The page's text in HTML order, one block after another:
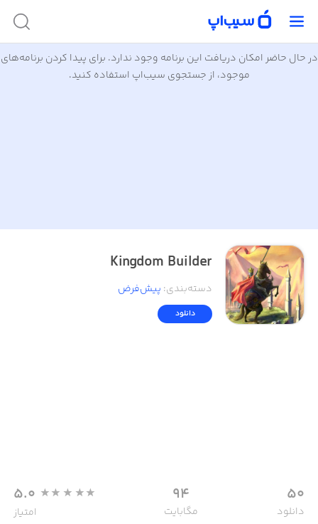
در حال حاضر امکان دریافت این برنامه وجود ندارد. برای پیدا کردن برنامه‌های
موجود، از جستجوی سیب‌اپ استفاده کنید.
Kingdom Builder
دسته‌بندی: پیش‌فرض
دانلود
50
دانلود
94
مگابایت
5.0
امتیاز